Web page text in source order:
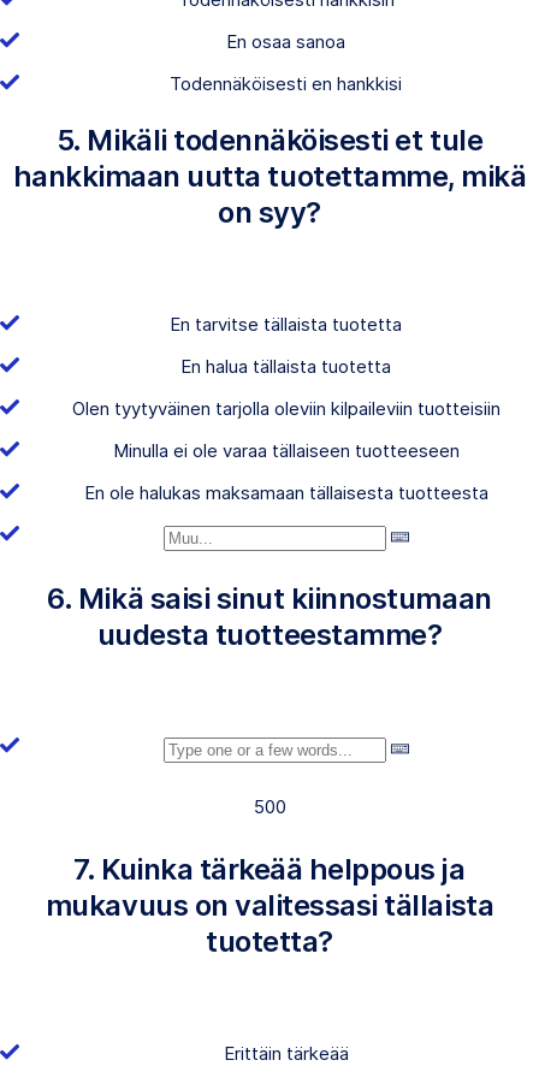
En osaa sanoa
Todennäköisesti en hankkisi
5. Mikäli todennäköisesti et tule
hankkimaan uutta tuotettamme, mikä
on syy?
En tarvitse tällaista tuotetta
En halua tällaista tuotetta
Olen tyytyväinen tarjolla oleviin kilpaileviin tuotteisiin
Minulla ei ole varaa tällaiseen tuotteeseen
En ole halukas maksamaan tällaisesta tuotteesta
6. Mikä saisi sinut kiinnostumaan
uudesta tuotteestamme?
500
7. Kuinka tärkeää helppous ja
mukavuus on valitessasi tällaista
tuotetta?
Erittäin tärkeää